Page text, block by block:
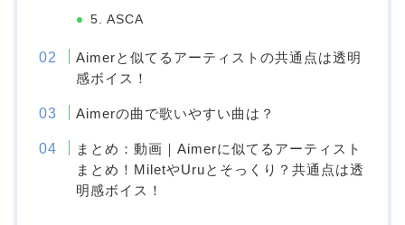
5. ASCA
Aimerと似てるアーティストの共通点は透明
感ボイス！
Aimerの曲で歌いやすい曲は？
まとめ：動画｜Aimerに似てるアーティスト
まとめ！MiletやUruとそっくり？共通点は透
明感ボイス！